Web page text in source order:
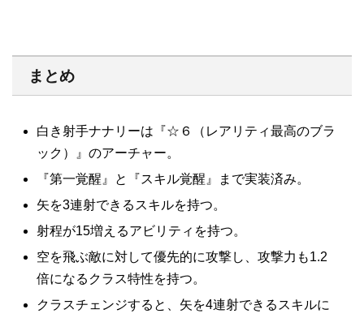
まとめ
白き射手ナナリーは『☆６（レアリティ最高のブラ
ック）』のアーチャー。
『第一覚醒』と『スキル覚醒』まで実装済み。
矢を3連射できるスキルを持つ。
射程が15増えるアビリティを持つ。
空を飛ぶ敵に対して優先的に攻撃し、攻撃力も1.2
倍になるクラス特性を持つ。
クラスチェンジすると、矢を4連射できるスキルに